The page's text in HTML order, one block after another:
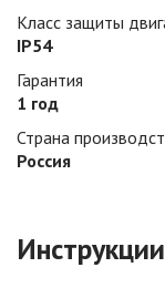
Класс защиты
IP54
Гарантия
1 год
Страна
Россия
Инструкции